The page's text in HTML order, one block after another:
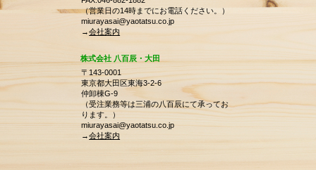
（営業日の14時までにお電話ください。）
miurayasai@yaotatsu.co.jp
→会社案内
株式会社 八百辰・大田
〒143-0001
東京都大田区東海3-2-6
仲卸棟G-9
（受注業務等は三浦の八百辰にて承ってお
ります。）
miurayasai@yaotatsu.co.jp
→会社案内